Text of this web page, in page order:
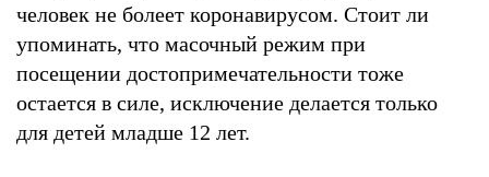
человек не болеет коронавирусом. Стоит ли
упоминать, что масочный режим при
посещении достопримечательности тоже
остается в силе, исключение делается только
для детей младше 12 лет.